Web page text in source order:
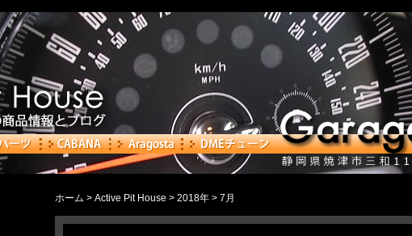
ホーム > Active Pit House > 2018年 > 7月